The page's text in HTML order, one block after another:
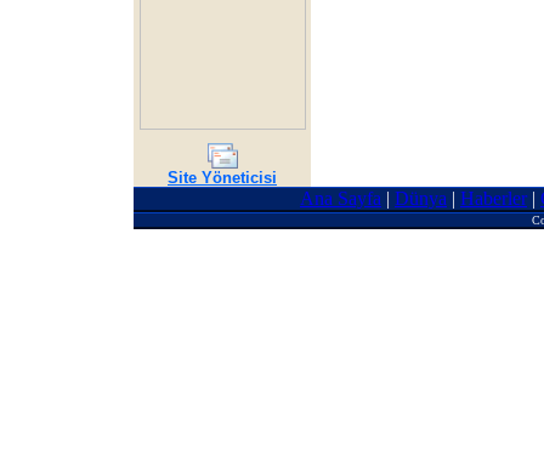
Site Yöneticisi
Ana Sayfa | Dünya | Haberler|